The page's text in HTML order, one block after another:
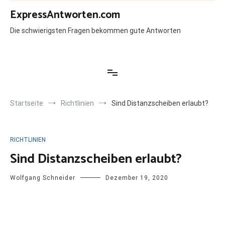
Zum
Inhalt
springen
ExpressAntworten.com
Die schwierigsten Fragen bekommen gute Antworten
Startseite Richtlinien Sind Distanzscheiben erlaubt?
RICHTLINIEN
Sind Distanzscheiben erlaubt?
Wolfgang Schneider Dezember 19, 2020